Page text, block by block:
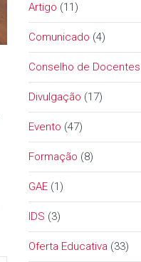
Artigo (11)
Comunicado (4)
Conselho de Docentes
Divulgação (17)
Evento (47)
Formação (8)
GAE(1)
IDS (3)
Oferta Educativa (33)